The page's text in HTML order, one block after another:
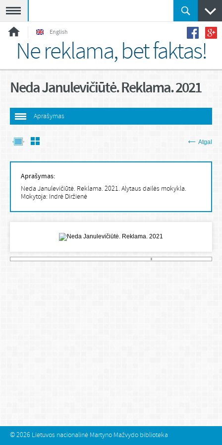
English
Ne reklama, bet faktas!
Neda Janulevičiūtė. Reklama. 2021
Aprašymas
Atgal
Aprašymas:
Neda Janulevičiūtė. Reklama. 2021. Alytaus dailės mokykla.
Mokytoja: Indrė Diržienė
© 2026 Lietuvos nacionalinė Martyno Mažvydo biblioteka